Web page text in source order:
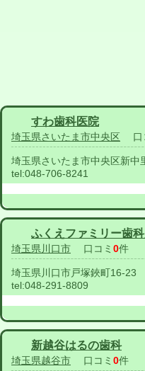
すわ歯科医院
埼玉県さいたま市中央区 口
埼玉県さいたま市中央区新
tel:048-706-8241
ふくえファミリー歯
埼玉県川口市 口コミ 0件
埼玉県川口市戸塚鋏町16-23
tel:048-291-8809
新越谷はるの歯科
埼玉県越谷市 口コミ 0件